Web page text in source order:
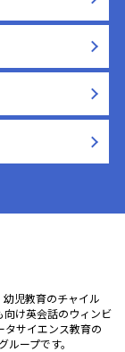
児教育のチャイル
向け英会話のウィンビ
タサイエンス教育の
ープです。